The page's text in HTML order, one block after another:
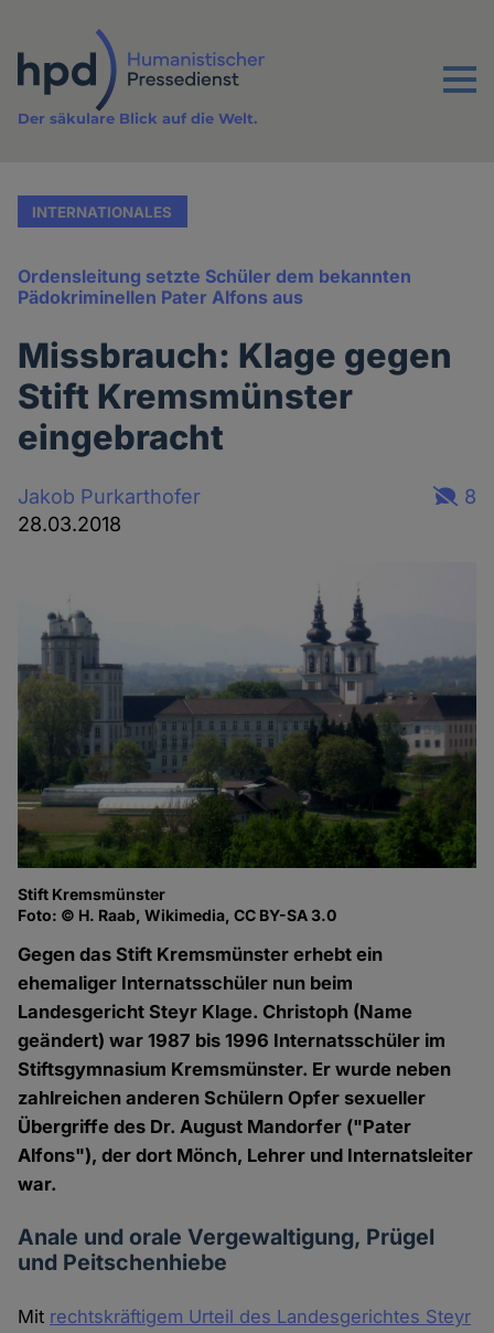
Inhalt
Menu
Der säkulare Blick auf die Welt.
INTERNATIONALES
Ordensleitung setzte Schüler dem bekannten
Pädokriminellen Pater Alfons aus
Missbrauch: Klage gegen
Stift Kremsmünster
eingebracht
Jakob Purkarthofer
28.03.2018
8
Stift Kremsmünster
Foto: © H. Raab, Wikimedia, CC BY-SA 3.0
Gegen das Stift Kremsmünster erhebt ein
ehemaliger Internatsschüler nun beim
Landesgericht Steyr Klage. Christoph (Name
geändert) war 1987 bis 1996 Internatsschüler im
Stiftsgymnasium Kremsmünster. Er wurde neben
zahlreichen anderen Schülern Opfer sexueller
Übergriffe des Dr. August Mandorfer ("Pater
Alfons"), der dort Mönch, Lehrer und Internatsleiter
war.
Anale und orale Vergewaltigung, Prügel
und Peitschenhiebe
Mit rechtskräftigem Urteil des Landesgerichtes Steyr